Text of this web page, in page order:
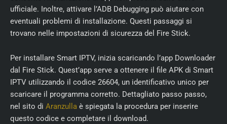
ufficiale. Inoltre, attivare l’ADB Debugging può aiutare con
eventuali problemi di installazione. Questi passaggi si
trovano nelle impostazioni di sicurezza del Fire Stick.
Per installare Smart IPTV, inizia scaricando l’app Downloader
dal Fire Stick. Quest’app serve a ottenere il file APK di Smart
IPTV utilizzando il codice 26604, un identificativo unico per
scaricare il programma corretto. Dettagliato passo passo,
nel sito di Aranzulla è spiegata la procedura per inserire
questo codice e completare il download.